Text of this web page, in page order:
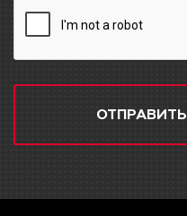
ОТПРАВИТЬ